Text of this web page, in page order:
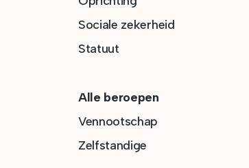
Sociale zekerheid
Statuut
Alle beroepen
Vennootschap
Zelfstandige